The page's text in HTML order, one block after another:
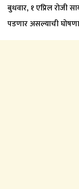
बुधवार, १ एप्रिल रोजी
पडणार असल्याची